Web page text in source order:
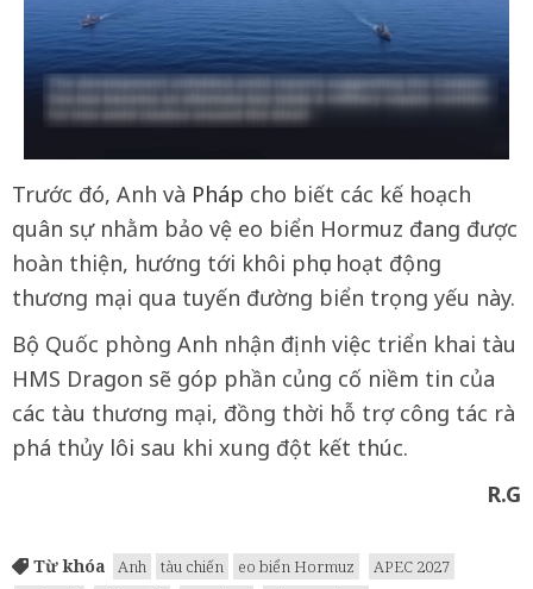
Trước đó, Anh và Pháp cho biết các kế hoạch
quân sự nhằm bảo vệ eo biển Hormuz đang được
hoàn thiện, hướng tới khôi phục hoạt động
thương mại qua tuyến đường biển trọng yếu này.
Bộ Quốc phòng Anh nhận định việc triển khai tàu
HMS Dragon sẽ góp phần củng cố niềm tin của
các tàu thương mại, đồng thời hỗ trợ công tác rà
phá thủy lôi sau khi xung đột kết thúc.
R.G
Từ khóa Anh tàu chiến eo biển Hormuz
APEC 2027